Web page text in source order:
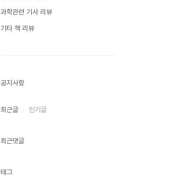
과학관련 기사 리뷰
기타 책 리뷰
공지사항
최근글 인기글
최근댓글
태그